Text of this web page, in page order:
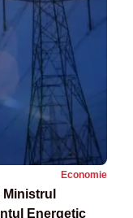
Economie
Energetic